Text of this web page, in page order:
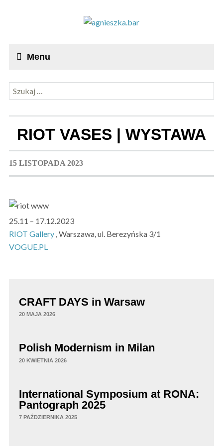
Menu
Szukaj:
RIOT VASES | WYSTAWA
15 LISTOPADA 2023
25.11 – 17.12.2023
RIOT Gallery , Warszawa, ul. Berezyńska 3/1
VOGUE.PL
CRAFT DAYS in Warsaw
20 MAJA 2026
Polish Modernism in Milan
20 KWIETNIA 2026
International Symposium at RONA:
Pantograph 2025
7 PAŹDZIERNIKA 2025